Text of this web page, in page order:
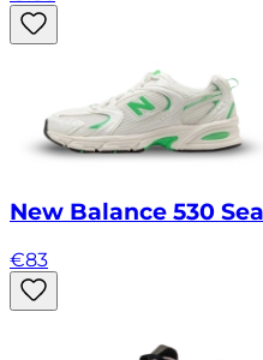
New Balance 530
€83